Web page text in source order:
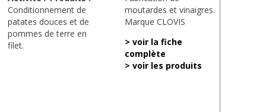
Conditionnement de
patates douces et de
pommes de terre en
filet.
moutardes et vinaigres.
Marque CLOVIS
> voir la fiche
complète
> voir les produits